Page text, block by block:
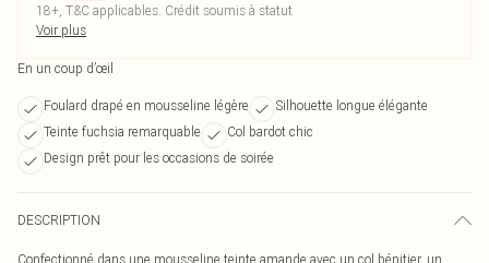
18+, T&C applicables. Crédit soumis à statut
Voir plus
En un coup d’œil
Foulard drapé en mousseline légère
Silhouette longue élégante
Teinte fuchsia remarquable
Col bardot chic
Design prêt pour les occasions de soirée
DESCRIPTION
Confectionné dans une mousseline teinte amande avec un col bénitier, un